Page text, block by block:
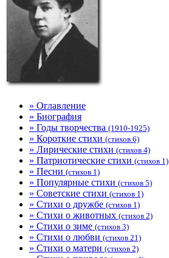
» Оглавление
» Биография
» Годы творчества (1910-1925)
» Короткие стихи (стихов 6)
» Лирические стихи (стихов 4)
» Патриотические стихи (стихов 1)
» Песни (стихов 1)
» Популярные стихи (стихов 5)
» Советские стихи (стихов 1)
» Стихи о дружбе (стихов 1)
» Стихи о животных (стихов 2)
» Стихи о зиме (стихов 3)
» Стихи о любви (стихов 21)
» Стихи о матери (стихов 2)